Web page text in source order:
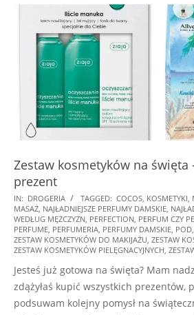
Zestaw kosmetyków na święta
prezent
2024-
11-
25
IN: DROGERIA TAGGED: COCOS KOSMETYKI
MASAŻ NAJŁADNIEJSZE PERFUMY DAMSKIE
WEDŁUG MĘŻCZYZN PERFECTION PERFUM CZY
PERFUME PERFUMERIA PERFUMY DAMSKIE POD
ZESTAW KOSMETYKÓW DO MAKIJAŻU ZESTAW
ZESTAW KOSMETYKÓW PIELĘGNACYJNYCH
Jesteś już gotowa na święta? Mam
zdążyłaś kupić wszystkich prezentów,
podsuwam kolejny pomysł na